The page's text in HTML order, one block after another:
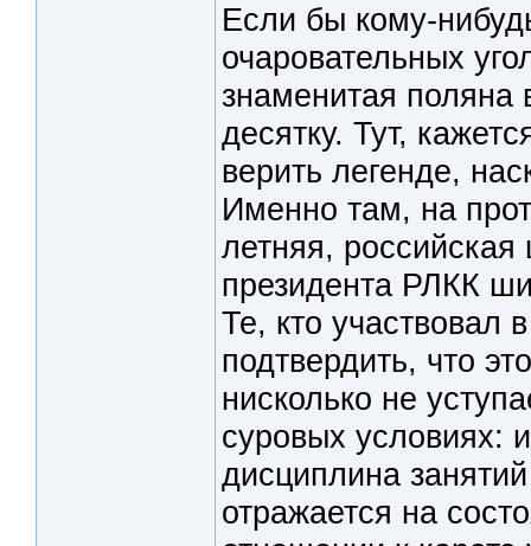
Если бы кому-
очаровательных
знаменитая
десятку. Тут,
верить легенде,
Именно там, на
летняя,
президента РЛКК
Те, кто участвовал
подтвердить, что
нисколько не
суровых условиях:
дисциплина
отражается на